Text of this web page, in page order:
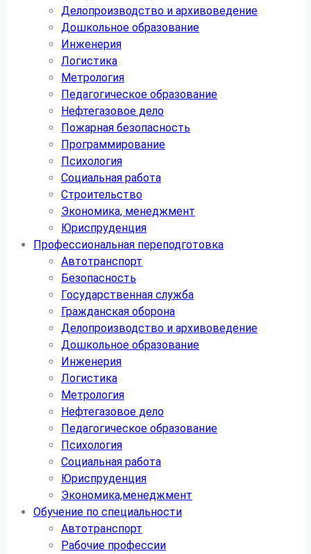
Делопроизводство и архивоведение
Дошкольное образование
Инженерия
Логистика
Метрология
Педагогическое образование
Нефтегазовое дело
Пожарная безопасность
Программирование
Психология
Социальная работа
Строительство
Экономика, менеджмент
Юриспруденция
Профессиональная переподготовка
Автотранспорт
Безопасность
Государственная служба
Гражданская оборона
Делопроизводство и архивоведение
Дошкольное образование
Инженерия
Логистика
Метрология
Нефтегазовое дело
Педагогическое образование
Психология
Социальная работа
Юриспруденция
Экономика,менеджмент
Обучение по специальности
Автотранспорт
Рабочие профессии